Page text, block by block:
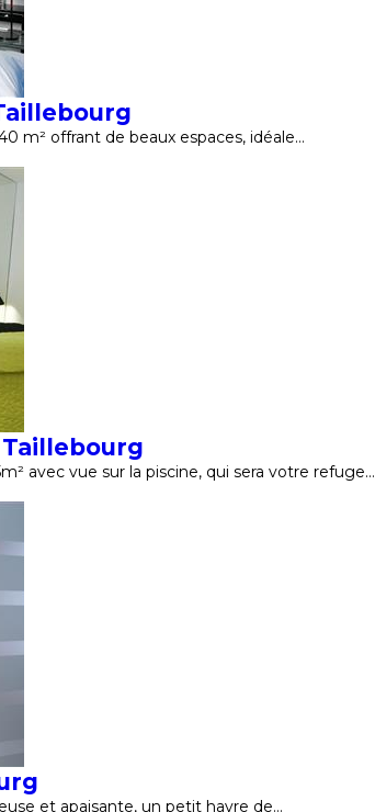
m² offrant de beaux espaces, idéale…
avec vue sur la piscine, qui sera votre refuge…
et apaisante, un petit havre de…